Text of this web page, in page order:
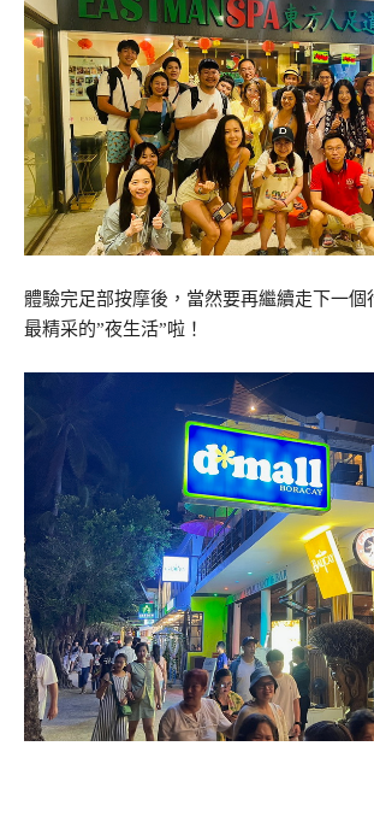
體驗完足部按摩後，當然要再繼續走下一個
最精采的”夜生活”啦！